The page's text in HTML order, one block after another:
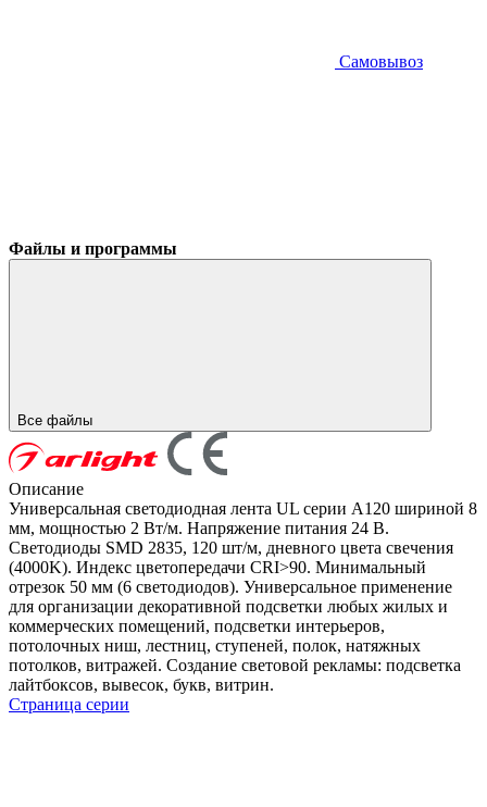
Самовывоз
Файлы и программы
Все файлы
Описание
Универсальная светодиодная лента UL серии A120 шириной 8
мм, мощностью 2 Вт/м. Напряжение питания 24 В.
Светодиоды SMD 2835, 120 шт/м, дневного цвета свечения
(4000K). Индекс цветопередачи CRI>90. Минимальный
отрезок 50 мм (6 светодиодов). Универсальное применение
для организации декоративной подсветки любых жилых и
коммерческих помещений, подсветки интерьеров,
потолочных ниш, лестниц, ступеней, полок, натяжных
потолков, витражей. Создание световой рекламы: подсветка
лайтбоксов, вывесок, букв, витрин.
Страница серии